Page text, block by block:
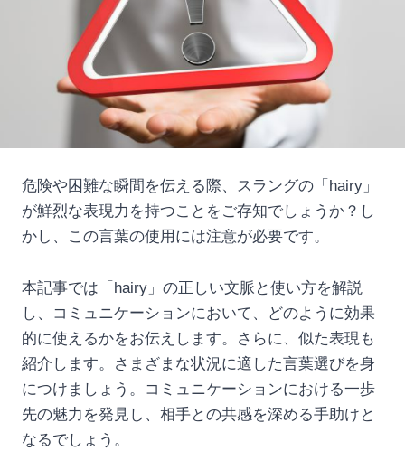
危険や困難な瞬間を伝える際、スラングの「hairy」
が鮮烈な表現力を持つことをご存知でしょうか？し
かし、この言葉の使用には注意が必要です。
本記事では「hairy」の正しい文脈と使い方を解説
し、コミュニケーションにおいて、どのように効果
的に使えるかをお伝えします。さらに、似た表現も
紹介します。さまざまな状況に適した言葉選びを身
につけましょう。コミュニケーションにおける一歩
先の魅力を発見し、相手との共感を深める手助けと
なるでしょう。